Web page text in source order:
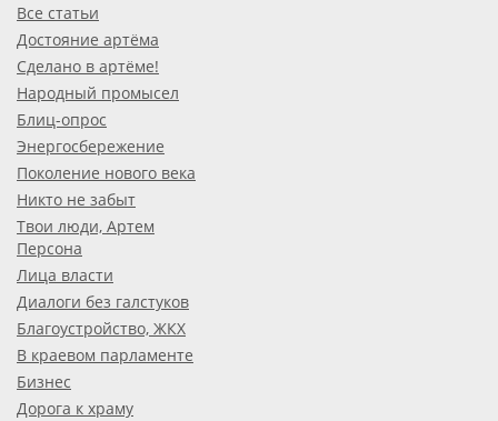
Все статьи
Достояние артёма
Сделано в артёме!
Народный промысел
Блиц-опрос
Энергосбережение
Поколение нового века
Никто не забыт
Твои люди, Артем
Персона
Лица власти
Диалоги без галстуков
Благоустройство, ЖКХ
В краевом парламенте
Бизнес
Дорога к храму